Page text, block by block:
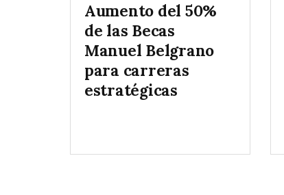
Aumento del 50%
de las Becas
Manuel Belgrano
para carreras
estratégicas